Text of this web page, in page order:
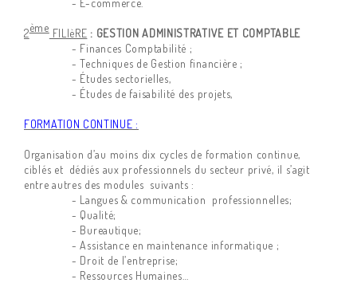
- E-commerce.
2èmeFILIèRE : GESTION ADMINISTRATIVE ET COMPTABLE
- Finances Comptabilité ;
- Techniques de Gestion financière ;
- Études sectorielles,
- Études de faisabilité des projets,
FORMATION CONTINUE :
Organisation d’au moins dix cycles de formation continue,
ciblés et dédiés aux professionnels du secteur privé, il s’agit
entre autres des modules suivants :
- Langues & communication professionnelles;
- Qualité;
- Bureautique;
- Assistance en maintenance informatique ;
- Droit de l’entreprise;
- Ressources Humaines…